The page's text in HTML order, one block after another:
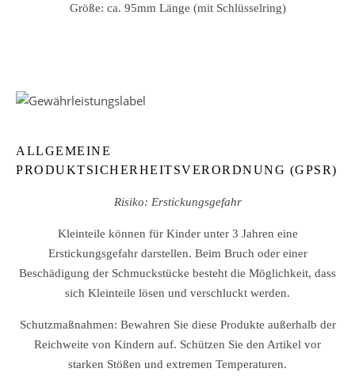
Größe: ca. 95mm Länge (mit Schlüsselring)
ALLGEMEINE
PRODUKTSICHERHEITSVERORDNUNG (GPSR)
Risiko: Erstickungsgefahr
Kleinteile können für Kinder unter 3 Jahren eine
Erstickungsgefahr darstellen. Beim Bruch oder einer
Beschädigung der Schmuckstücke besteht die Möglichkeit, dass
sich Kleinteile lösen und verschluckt werden.
Schutzmaßnahmen: Bewahren Sie diese Produkte außerhalb der
Reichweite von Kindern auf. Schützen Sie den Artikel vor
starken Stößen und extremen Temperaturen.